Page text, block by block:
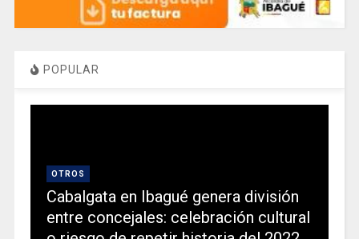
POPULAR
OTROS
Cabalgata en Ibagué genera división
entre concejales: celebración cultural